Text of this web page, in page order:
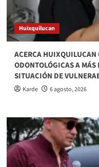
Huixquilucan
ACERCA HUIXQUILUCAN
ODONTOLÓGICAS A
SITUACIÓN DE
Karde 6 agosto, 2026